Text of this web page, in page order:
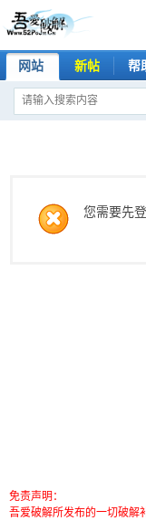
网站 新帖 帮
您需要先
免责声明：
吾爱破解所发布的一切破解